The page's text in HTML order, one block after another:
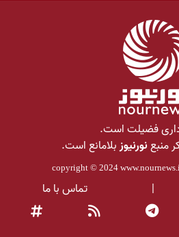
فضیلت است.
منبعنورنیوزبلامانع است.
copyright © 2024
| تماس با ما